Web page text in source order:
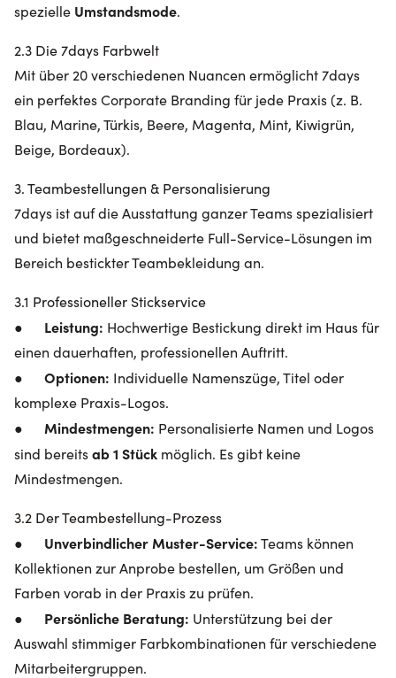
spezielle Umstandsmode.
2.3 Die 7days Farbwelt
Mit über 20 verschiedenen Nuancen ermöglicht 7days
ein perfektes Corporate Branding für jede Praxis (z. B.
Blau, Marine, Türkis, Beere, Magenta, Mint, Kiwigrün,
Beige, Bordeaux).
3. Teambestellungen & Personalisierung
7days ist auf die Ausstattung ganzer Teams spezialisiert
und bietet maßgeschneiderte Full-Service-Lösungen im
Bereich bestickter Teambekleidung an.
3.1 Professioneller Stickservice
● Leistung: Hochwertige Bestickung direkt im Haus für
einen dauerhaften, professionellen Auftritt.
● Optionen: Individuelle Namenszüge, Titel oder
komplexe Praxis-Logos.
● Mindestmengen: Personalisierte Namen und Logos
sind bereitsab 1 Stück möglich. Es gibt keine
Mindestmengen.
3.2 Der Teambestellung-Prozess
● Unverbindlicher Muster-Service:Teams können
Kollektionen zur Anprobe bestellen, um Größen und
Farben vorab in der Praxis zu prüfen.
● Persönliche Beratung: Unterstützung bei der
Auswahl stimmiger Farbkombinationen für verschiedene
Mitarbeitergruppen.